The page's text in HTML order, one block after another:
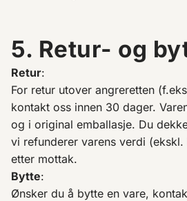
5. Retur- og
Retur:
For retur utover angreretten
kontakt oss innen 30 dager.
og i original emballasje. Du
vi refunderer varens verdi (ekskl.
etter mottak.
Bytte:
Ønsker du å bytte en vare,